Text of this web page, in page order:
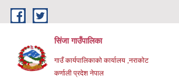
Skip to main content
सिंजा गाउँपालिका
गाउँ कार्यपालिकाको कार्यालय ,नराकोट
कर्णाली प्रदेश नेपाल